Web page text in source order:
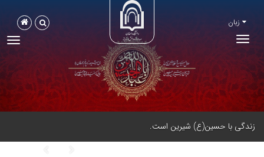
Toggle
navigation
زبان
زندگی با حسین(ع) شیرین است.